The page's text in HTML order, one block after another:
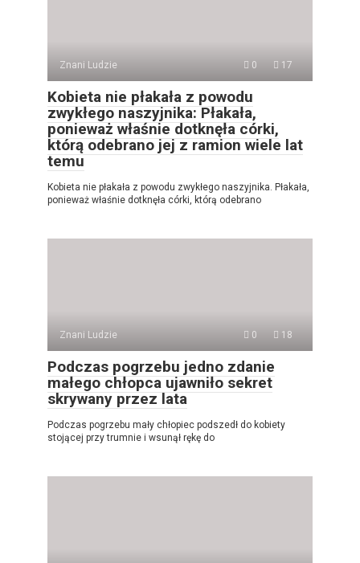
Znani Ludzie 0 17
Kobieta nie płakała z powodu
zwykłego naszyjnika: Płakała,
ponieważ właśnie dotknęła córki,
którą odebrano jej z ramion wiele lat
temu
Kobieta nie płakała z powodu zwykłego naszyjnika. Płakała,
ponieważ właśnie dotknęła córki, którą odebrano
Znani Ludzie 0 18
Podczas pogrzebu jedno zdanie
małego chłopca ujawniło sekret
skrywany przez lata
Podczas pogrzebu mały chłopiec podszedł do kobiety
stojącej przy trumnie i wsunął rękę do